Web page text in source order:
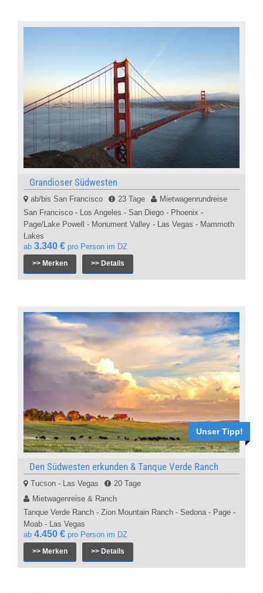
Grandioser Südwesten
ab/bis San Francisco 23 Tage
Mietwagenrundreise
San Francisco - Los Angeles - San Diego - Phoenix -
Page/Lake Powell - Monument Valley - Las Vegas - Mammoth
Lakes
ab 3.340 € pro Person im DZ
>> Merken >> Details
Unser Tipp!
Den Südwesten erkunden & Tanque Verde Ranch
Tucson - Las Vegas
20 Tage
Mietwagenreise & Ranch
Tanque Verde Ranch - Zion Mountain Ranch - Sedona - Page -
Moab - Las Vegas
ab 4.450 € pro Person im DZ
>> Merken >> Details